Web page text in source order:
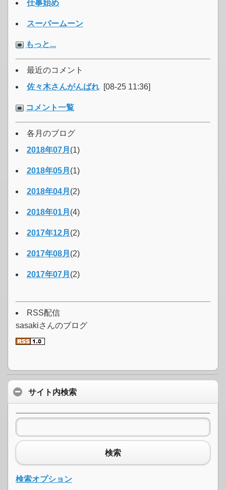
仕事始め
スーパームーン
もっと...
最近のコメント
佐々木さんがんばれ [08-25 11:36]
コメント一覧
各月のブログ
2018年07月 (1)
2018年05月 (1)
2018年04月 (2)
2018年01月 (4)
2017年12月 (2)
2017年08月 (2)
2017年07月 (2)
RSS配信
sasakiさんのブログ
サイト内検索
検索
検索オプション